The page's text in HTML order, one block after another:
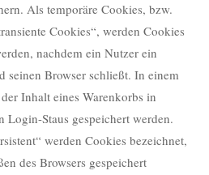
Als temporäre Cookies, bzw.
Cookies“, werden Cookies
nachdem ein Nutzer ein
seinen Browser schließt. In einem
Inhalt eines Warenkorbs in
Login-Staus gespeichert werden.
werden Cookies bezeichnet,
des Browsers gespeichert